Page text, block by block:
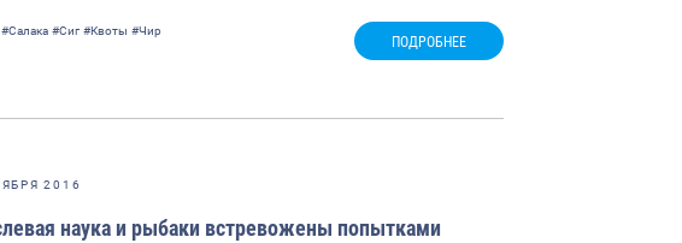
#Салака #Сиг #Квоты #Чир
ПОДРОБНЕЕ
2016
наука и рыбаки встревожены попытками